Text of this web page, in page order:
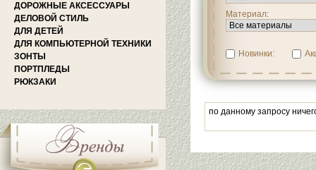
ДОРОЖНЫЕ АКСЕССУАРЫ
ДЕЛОВОЙ СТИЛЬ
ДЛЯ ДЕТЕЙ
ДЛЯ КОМПЬЮТЕРНОЙ ТЕХНИКИ
ЗОНТЫ
ПОРТПЛЕДЫ
РЮКЗАКИ
Материал:
Новинки:
по данному запросу